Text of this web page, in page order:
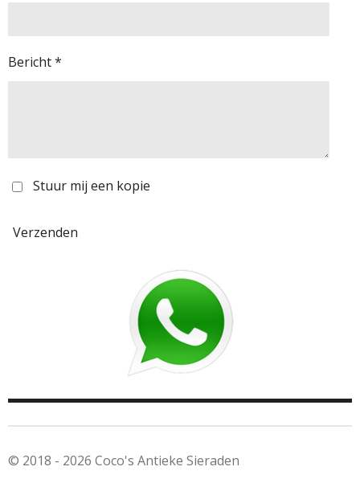
Bericht *
Stuur mij een kopie
Verzenden
© 2018 - 2026 Coco's Antieke Sieraden